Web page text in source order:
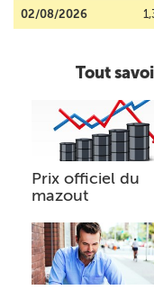
02/08/2026
Tout
Prix officiel du
mazout